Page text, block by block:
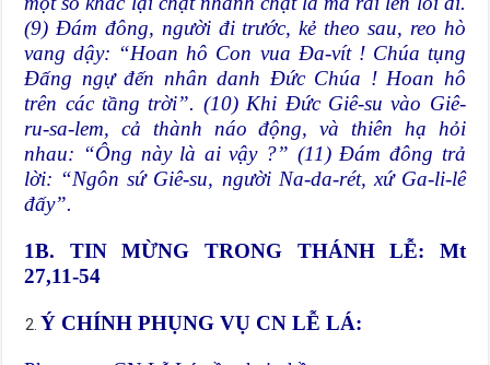
(9) Đám đông, người đi trước, kẻ theo sau, reo hò
vang dậy: “Hoan hô Con vua Đa-vít ! Chúa tụng
Đấng ngự đến nhân danh Đức Chúa ! Hoan hô
trên các tầng trời”. (10) Khi Đức Giê-su vào Giê-
ru-sa-lem, cả thành náo động, và thiên hạ hỏi
nhau: “Ông này là ai vậy ?” (11) Đám đông trả
lời: “Ngôn sứ Giê-su, người Na-da-rét, xứ Ga-li-lê
đấy”.
1B. TIN MỪNG TRONG THÁNH LỄ: Mt
27,11-54
Ý CHÍNH PHỤNG VỤ CN LỄ LÁ: